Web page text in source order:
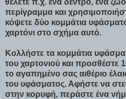
περίγραμμα και
κόψετε δύο κομμάτια
χαρτόνι στο σχήμα αυτό.
Κολλήστε τα κομμάτια
του χαρτονιού και προσθέστε
το αγαπημένο σας αιθέριο
του υφάσματος. Αφήστε να
στην κορυφή, περάστε ένα